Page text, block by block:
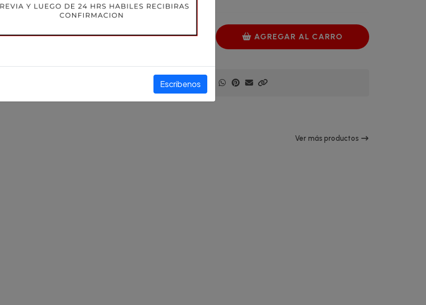
$8.395 CLP+ IVA AGREGAR AL CARRO
Compartir este producto
Ver más productos
Escribenos